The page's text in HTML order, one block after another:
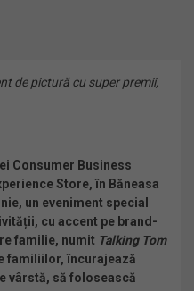
de pictură cu super premii,
Consumer Business
Store, în Băneasa
un eveniment special
cu accent pe brand-
familie, numit Talking Tom
familiilor, încurajează
vârstă, să folosească